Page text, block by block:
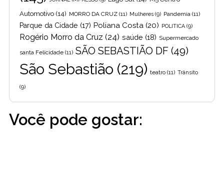
Automotivo (14) MORRO DA CRUZ (11) Mulheres (9) Pandemia (11)
Parque da Cidade (17) Poliana Costa (20) POLITICA (9)
Rogério Morro da Cruz (24) saúde (18) Supermercado
santa Felicidade (11) SÃO SEBASTIÃO DF (49)
São Sebastião (219) teatro (11) Trânsito
(9)
Você pode gostar: